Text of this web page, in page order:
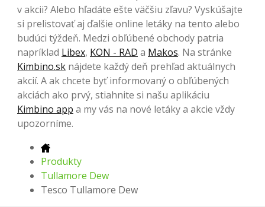
v akcii? Alebo hľadáte ešte väčšiu zľavu? Vyskúšajte
si prelistovať aj ďalšie online letáky na tento alebo
budúci týždeň. Medzi obľúbené obchody patria
napríklad Libex, KON - RAD a Makos. Na stránke
Kimbino.sk nájdete každý deň prehľad aktuálnych
akcií. A ak chcete byť informovaný o obľúbených
akciách ako prvý, stiahnite si našu aplikáciu
Kimbino app a my vás na nové letáky a akcie vždy
upozorníme.
Produkty
Tullamore Dew
Tesco Tullamore Dew